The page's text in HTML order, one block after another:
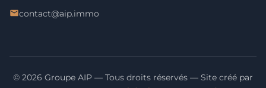
contact@aip.immo
© 2026 Groupe AIP — Tous droits réservés — Site créé par